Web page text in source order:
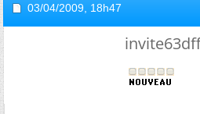
03/04/2009, 18h47